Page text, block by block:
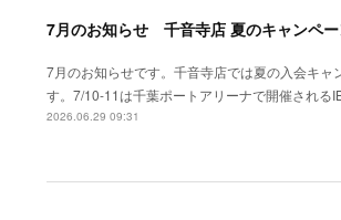
7月のお知らせ 千音寺店 夏のキャンペ
7月のお知らせです。千音寺店では夏の入会キ
す。7/10-11は千葉ポートアリーナで開催され
2026.06.29 09:31